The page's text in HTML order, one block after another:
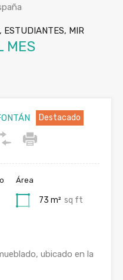
ESTUDIANTES, MIR
MES
Destacado
Área
73 m² sq ft
ubicado en la